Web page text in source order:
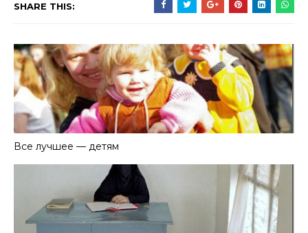
SHARE THIS:
Все лучшее — детям